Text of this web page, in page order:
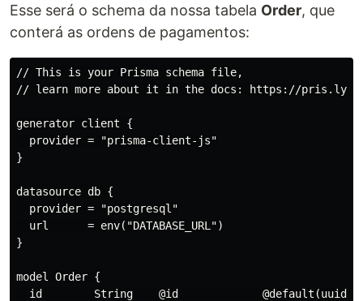
Esse será o schema da nossa tabela Order, que
conterá as ordens de pagamentos:
// This is your Prisma schema file,
// learn more about it in the docs: https://pris.ly/d/
generator client {
  provider = "prisma-client-js"
}
datasource db {
  provider = "postgresql"
  url      = env("DATABASE_URL")
}
model Order {
id        String    @id